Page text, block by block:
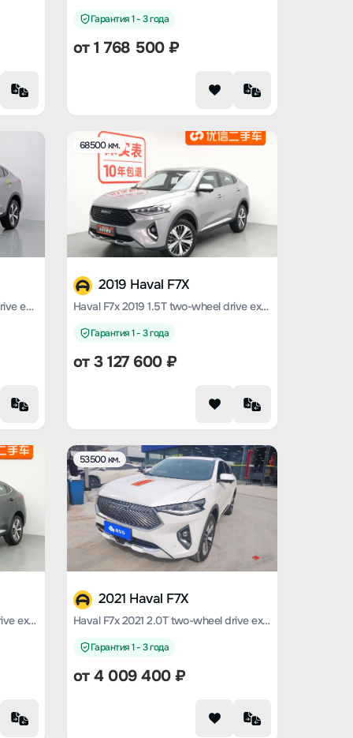
Гарантия 1 - 3 года
от1 768 500₽
Haval F7x 2019 2.0T two-wheel drive extremely intelligent technology version
68500 км.
2019 Haval F7X
Haval F7x 2019 1.5T two-wheel drive extremely smart tide play version
Гарантия 1 - 3 года
от3 127 600₽
Haval F7x 2019 1.5T two-wheel drive extremely intelligent technology version
53500 км.
2021 Haval F7X
Haval F7x 2021 2.0T two-wheel drive extremely intelligent technology version
Гарантия 1 - 3 года
от4 009 400₽